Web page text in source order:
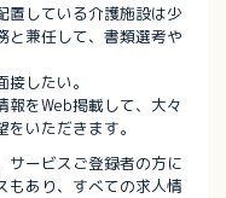
置している介護施設は少
と兼任して、書類選考や
したい。
報をWeb掲載して、大々
いただきます。
サービスご登録者の方に
もあり、すべての求人情